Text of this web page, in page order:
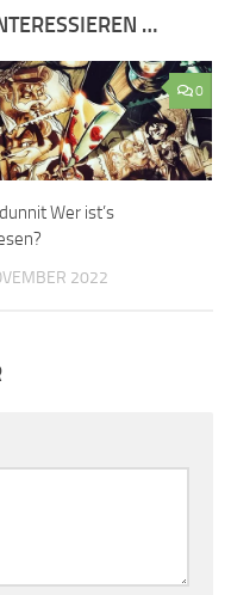
…
0
Wer ist’s
2022